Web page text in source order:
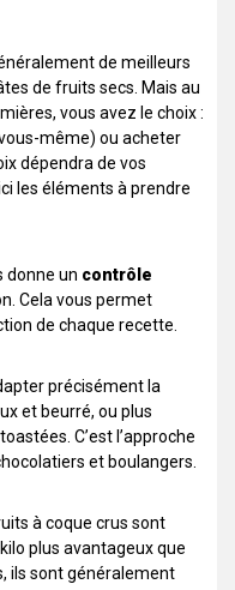
de meilleurs
de fruits secs. Mais au
vous avez le choix :
même) ou acheter
dépendra de vos
les éléments à prendre
donne un contrôle
Cela vous permet
de chaque recette.
précisément la
et beurré, ou plus
C’est l’approche
et boulangers.
à coque crus sont
plus avantageux que
ils sont généralement